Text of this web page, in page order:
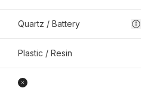
Quartz / Battery
Plastic / Resin